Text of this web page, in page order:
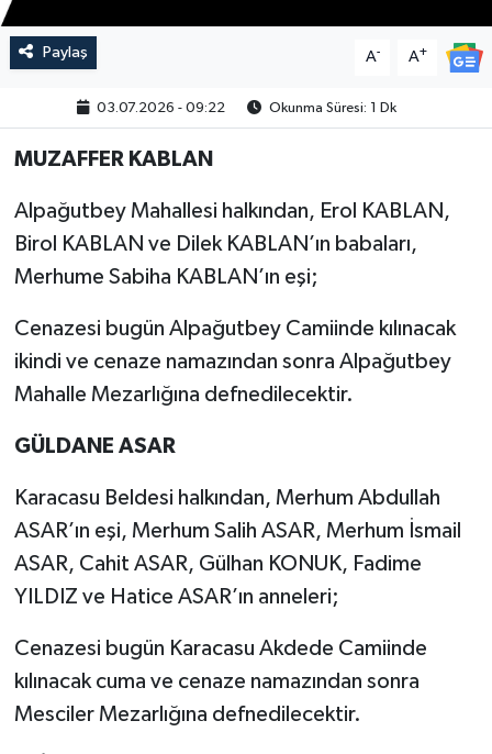
Paylaş A- A+
03.07.2026 - 09:22 Okunma Süresi: 1 Dk
MUZAFFER KABLAN
Alpağutbey Mahallesi halkından, Erol KABLAN,
Birol KABLAN ve Dilek KABLAN’ın babaları,
Merhume Sabiha KABLAN’ın eşi;
Cenazesi bugün Alpağutbey Camiinde kılınacak
ikindi ve cenaze namazından sonra Alpağutbey
Mahalle Mezarlığına defnedilecektir.
GÜLDANE ASAR
Karacasu Beldesi halkından, Merhum Abdullah
ASAR’ın eşi, Merhum Salih ASAR, Merhum İsmail
ASAR, Cahit ASAR, Gülhan KONUK, Fadime
YILDIZ ve Hatice ASAR’ın anneleri;
Cenazesi bugün Karacasu Akdede Camiinde
kılınacak cuma ve cenaze namazından sonra
Mesciler Mezarlığına defnedilecektir.